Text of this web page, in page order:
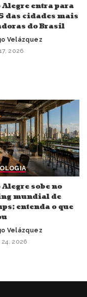
Alegre entra para
das cidades mais
do Brasil
Velázquez
2026
sobe no
mundial de
entenda o que
Velázquez
24, 2026